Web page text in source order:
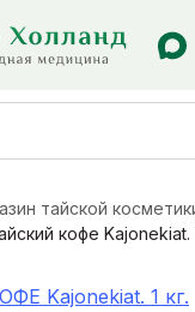
тайской
кофе Kajonekiat.